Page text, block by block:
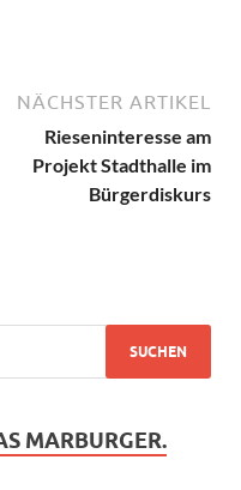
NÄCHSTER ARTIKEL
Rieseninteresse am
Projekt Stadthalle im
Bürgerdiskurs
MARBURGER.